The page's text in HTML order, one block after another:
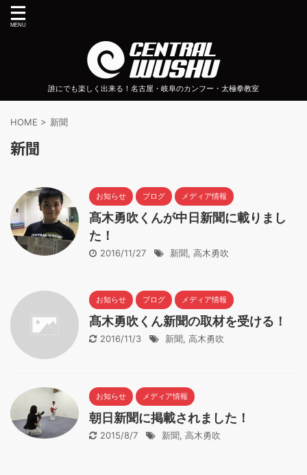
誰にでも楽しく出来る！名古屋・岐阜のカンフー・太極拳教室
HOME > 新聞
新聞
お知らせ ブログ メディア情報
髙木勇吹くんが中日新聞に載りまし
た！
2016/11/27 新聞, 高木勇吹
お知らせ ブログ メディア情報
髙木勇吹くん新聞の取材を受ける！
2016/11/3 新聞, 高木勇吹
お知らせ メディア情報
朝日新聞に掲載されました！
2015/8/7 新聞, 高木勇吹